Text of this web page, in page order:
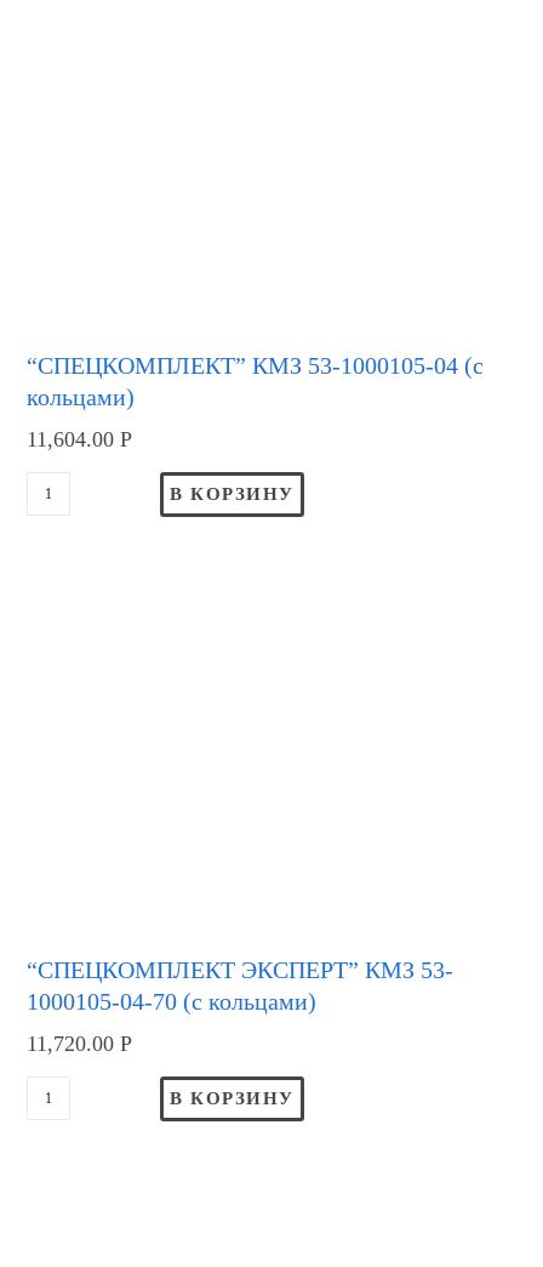
“СПЕЦКОМПЛЕКТ” КМЗ 53-1000105-04 (с
кольцами)
11,604.00Р
В КОРЗИНУ
“СПЕЦКОМПЛЕКТ ЭКСПЕРТ” КМЗ 53-
1000105-04-70 (с кольцами)
11,720.00Р
В КОРЗИНУ